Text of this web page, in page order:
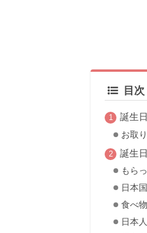
目次
誕生
お取
誕生
もら
日本
食べ
日本